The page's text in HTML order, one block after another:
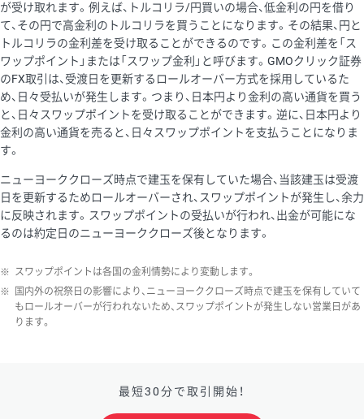
が受け取れます。例えば、トルコリラ/円買いの場合、低金利の円を借り
て、その円で高金利のトルコリラを買うことになります。その結果、円と
トルコリラの金利差を受け取ることができるのです。この金利差を「ス
ワップポイント」または「スワップ金利」と呼びます。GMOクリック証券
のFX取引は、受渡日を更新するロールオーバー方式を採用しているた
め、日々受払いが発生します。つまり、日本円より金利の高い通貨を買う
と、日々スワップポイントを受け取ることができます。逆に、日本円より
金利の高い通貨を売ると、日々スワップポイントを支払うことになりま
す。
ニューヨーククローズ時点で建玉を保有していた場合、当該建玉は受渡
日を更新するためロールオーバーされ、スワップポイントが発生し、余力
に反映されます。スワップポイントの受払いが行われ、出金が可能にな
るのは約定日のニューヨーククローズ後となります。
※ スワップポイントは各国の金利情勢により変動します。
※
国内外の祝祭日の影響により、ニューヨーククローズ時点で建玉を保有していて
もロールオーバーが行われないため、スワップポイントが発生しない営業日があ
ります。
最短30分で取引開始！